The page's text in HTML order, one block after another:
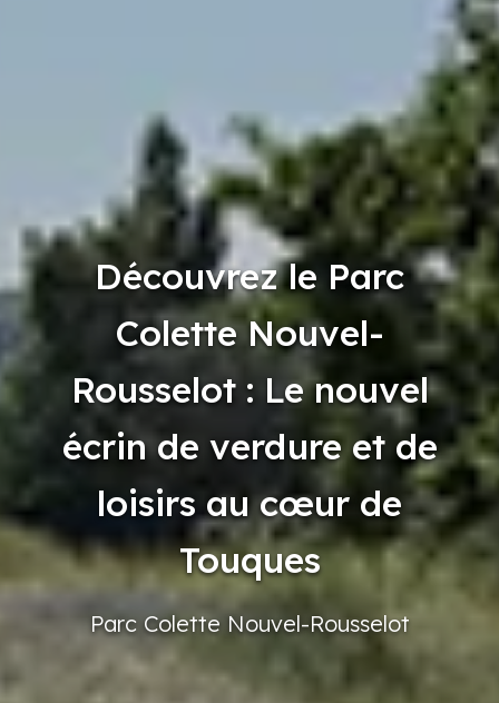
Découvrez le Parc
Colette Nouvel-
Rousselot : Le nouvel
écrin de verdure et de
loisirs au cœur de
Touques
Parc Colette Nouvel-Rousselot